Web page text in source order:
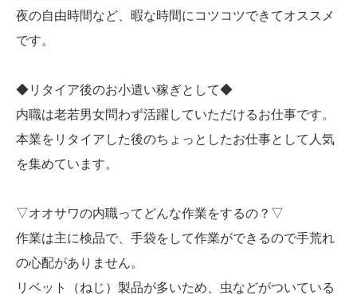
夜の自由時間など、暇な時間にコツコツできてオススメ
です。
◆リタイア後のお小遣い稼ぎとして◆
内職は老若男女問わず活躍していただけるお仕事です。
本業をリタイアした後のちょっとしたお仕事として人気
を集めています。
▽オオサワの内職ってどんな作業をするの？▽
作業は主に検品で、手袋をして作業ができるので手荒れ
の心配がありません。
リベット（ねじ）製品が多いため、虫などがついている